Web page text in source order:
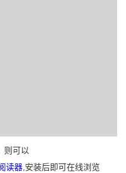
则可以
读器 ,安装后即可在线浏览